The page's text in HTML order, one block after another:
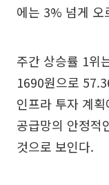
에는 3% 넘게 오
주간 상승률 1위
1690원으로
인프라 투자 계
공급망의 안정적
것으로 보인다.